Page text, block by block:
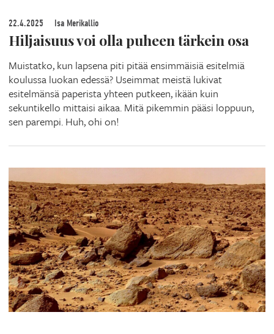
22.4.2025 Isa Merikallio
Hiljaisuus voi olla puheen tärkein osa
Muistatko, kun lapsena piti pitää ensimmäisiä esitelmiä
koulussa luokan edessä? Useimmat meistä lukivat
esitelmänsä paperista yhteen putkeen, ikään kuin
sekuntikello mittaisi aikaa. Mitä pikemmin pääsi loppuun,
sen parempi. Huh, ohi on!